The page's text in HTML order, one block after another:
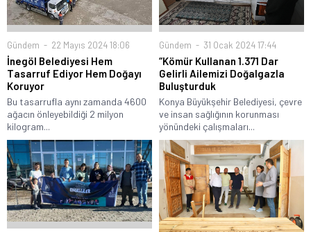
Gündem 22 Mayıs 2024 18:06
İnegöl Belediyesi Hem
Tasarruf Ediyor Hem Doğayı
Koruyor
Bu tasarrufla aynı zamanda 4600
ağacın önleyebildiği 2 milyon
kilogram...
Gündem 31 Ocak 2024 17:44
“Kömür Kullanan 1.371 Dar
Gelirli Ailemizi Doğalgazla
Buluşturduk
Konya Büyükşehir Belediyesi, çevre
ve insan sağlığının korunması
yönündeki çalışmaları...